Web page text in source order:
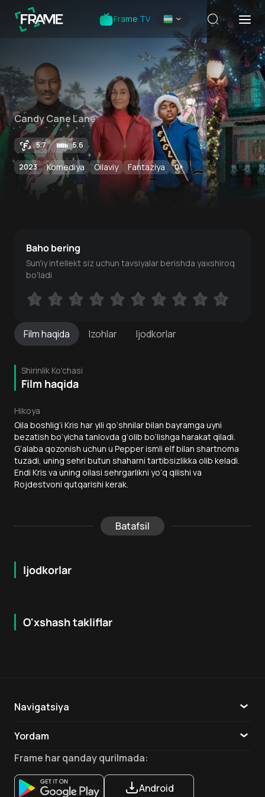
Frame TV
Candy Cane Lane
5.7 5.6
2023 Komediya Oilaviy Fantaziya 0+
Filmhaqida Izohlar Ijodkorlar
Shirinlik Ko'chasi
Film haqida
Hikoya
Oila boshlig‘i Kris har yili qo‘shnilar bilan bayramga uyni
bezatish bo‘yicha tanlovda g‘olib bo‘lishga harakat qiladi.
G‘alaba qozonish uchun u Pepper ismli elf bilan shartnoma
tuzadi, uning sehri butun shaharni tartibsizlikka olib keladi.
Endi Kris va uning oilasi sehrgarlikni yo‘q qilishi va
Rojdestvoni qutqarishi kerak.
Batafsil
Ijodkorlar
Baho bering
Sun'iy intellekt siz uchun tavsiyalar berishda yaxshiroq
bo'ladi
1 2 3 4 5 6 7 8 9 10
1 2 3 4 5 6 7 8 9 10
O'xshash takliflar
16 + 7.9
Navigatsiya
Yordam
Aloqa
Ilovalar
Frame har qanday qurilmada:
Android